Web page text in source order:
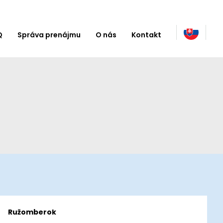
Správa prenájmu O nás Kontakt
Ružomberok